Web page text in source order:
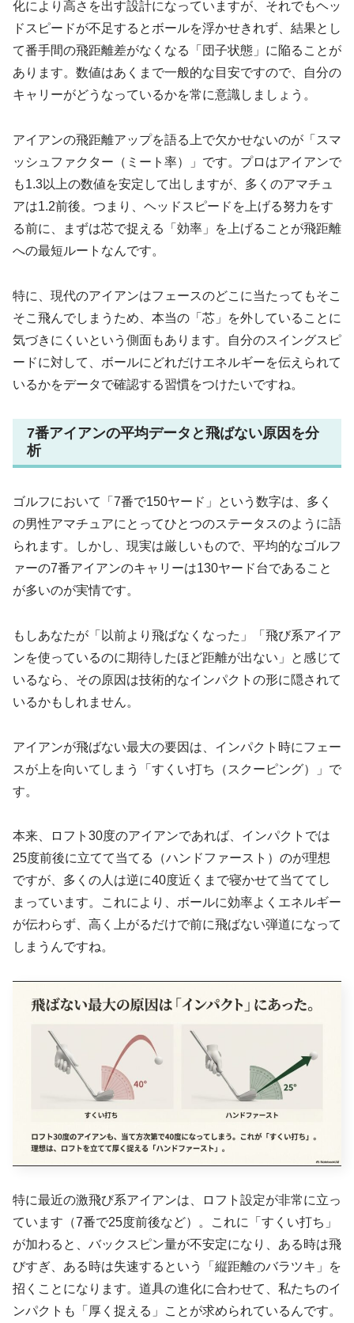
化により高さを出す設計になっていますが、それでもヘッ
ドスピードが不足するとボールを浮かせきれず、結果とし
て番手間の飛距離差がなくなる「団子状態」に陥ることが
あります。数値はあくまで一般的な目安ですので、自分の
キャリーがどうなっているかを常に意識しましょう。
アイアンの飛距離アップを語る上で欠かせないのが「スマ
ッシュファクター（ミート率）」です。プロはアイアンで
も1.3以上の数値を安定して出しますが、多くのアマチュ
アは1.2前後。つまり、ヘッドスピードを上げる努力をす
る前に、まずは芯で捉える「効率」を上げることが飛距離
への最短ルートなんです。
特に、現代のアイアンはフェースのどこに当たってもそこ
そこ飛んでしまうため、本当の「芯」を外していることに
気づきにくいという側面もあります。自分のスイングスピ
ードに対して、ボールにどれだけエネルギーを伝えられて
いるかをデータで確認する習慣をつけたいですね。
7番アイアンの平均データと飛ばない原因を分
析
ゴルフにおいて「7番で150ヤード」という数字は、多く
の男性アマチュアにとってひとつのステータスのように語
られます。しかし、現実は厳しいもので、平均的なゴルフ
ァーの7番アイアンのキャリーは130ヤード台であること
が多いのが実情です。
もしあなたが「以前より飛ばなくなった」「飛び系アイア
ンを使っているのに期待したほど距離が出ない」と感じて
いるなら、その原因は技術的なインパクトの形に隠されて
いるかもしれません。
アイアンが飛ばない最大の要因は、インパクト時にフェー
スが上を向いてしまう「すくい打ち（スクーピング）」で
す。
本来、ロフト30度のアイアンであれば、インパクトでは
25度前後に立てて当てる（ハンドファースト）のが理想
ですが、多くの人は逆に40度近くまで寝かせて当ててし
まっています。これにより、ボールに効率よくエネルギー
が伝わらず、高く上がるだけで前に飛ばない弾道になって
しまうんですね。
特に最近の激飛び系アイアンは、ロフト設定が非常に立っ
ています（7番で25度前後など）。これに「すくい打ち」
が加わると、バックスピン量が不安定になり、ある時は飛
びすぎ、ある時は失速するという「縦距離のバラツキ」を
招くことになります。道具の進化に合わせて、私たちのイ
ンパクトも「厚く捉える」ことが求められているんです。